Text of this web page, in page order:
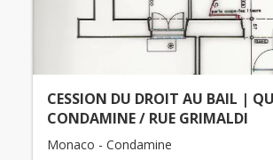
CESSION DU DROIT AU BAIL |
CONDAMINE / RUE GRIMALDI
Monaco - Condamine